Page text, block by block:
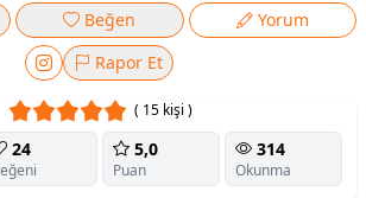
Beğen
Yorum
Rapor Et
( 15 kişi )
24 5,0
Puan
314
Okunma